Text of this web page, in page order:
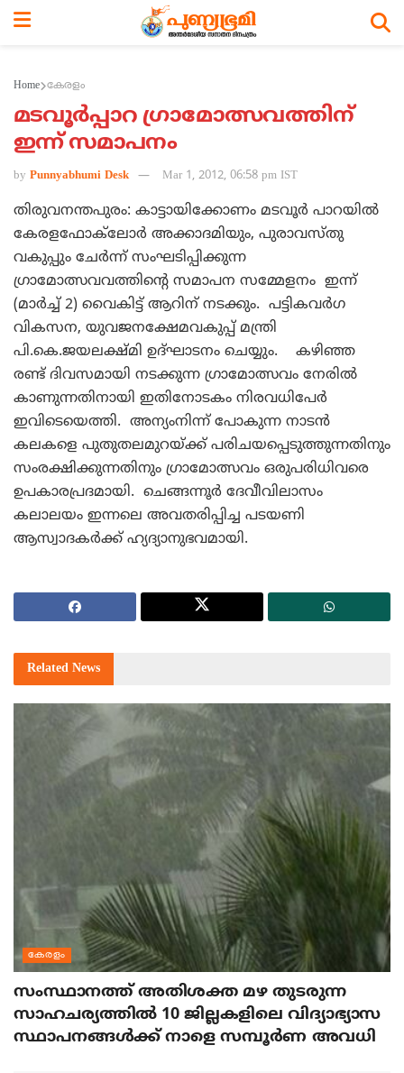
Home കേരളം
മടവൂര്‍പ്പാറ ഗ്രാമോത്സവത്തിന്
ഇന്ന് സമാപനം
by Punnyabhumi Desk Mar 1, 2012, 06:58 pm IST
തിരുവനന്തപുരം: കാട്ടായിക്കോണം മടവൂര്‍ പാറയില്‍
കേരളഫോക്‌ലോര്‍ അക്കാദമിയും, പുരാവസ്തു
വകുപ്പും ചേര്‍ന്ന് സംഘടിപ്പിക്കുന്ന
ഗ്രാമോത്സവവത്തിന്റെ സമാപന സമ്മേളനം ഇന്ന്
(മാര്‍ച്ച് 2) വൈകിട്ട് ആറിന് നടക്കും. പട്ടികവര്‍ഗ
വികസന, യുവജനക്ഷേമവകുപ്പ് മന്ത്രി
പി.കെ.ജയലക്ഷ്മി ഉദ്ഘാടനം ചെയ്യും. കഴിഞ്ഞ
രണ്ട് ദിവസമായി നടക്കുന്ന ഗ്രാമോത്സവം നേരില്‍
കാണുന്നതിനായി ഇതിനോടകം നിരവധിപേര്‍
ഇവിടെയെത്തി. അന്യംനിന്ന് പോകുന്ന നാടന്‍
കലകളെ പുതുതലമുറയ്ക്ക് പരിചയപ്പെടുത്തുന്നതിനും
സംരക്ഷിക്കുന്നതിനും ഗ്രാമോത്സവം ഒരുപരിധിവരെ
ഉപകാരപ്രദമായി. ചെങ്ങന്നൂര്‍ ദേവീവിലാസം
കലാലയം ഇന്നലെ അവതരിപ്പിച്ച പടയണി
ആസ്വാദകര്‍ക്ക് ഹ്യദ്യാനുഭവമായി.
Related News
കേരളം
സംസ്ഥാനത്ത് അതിശക്ത മഴ തുടരുന്ന
സാഹചര്യത്തിൽ 10 ജില്ലകളിലെ വിദ്യാഭ്യാസ
സ്ഥാപനങ്ങൾക്ക് നാളെ സമ്പൂർണ അവധി